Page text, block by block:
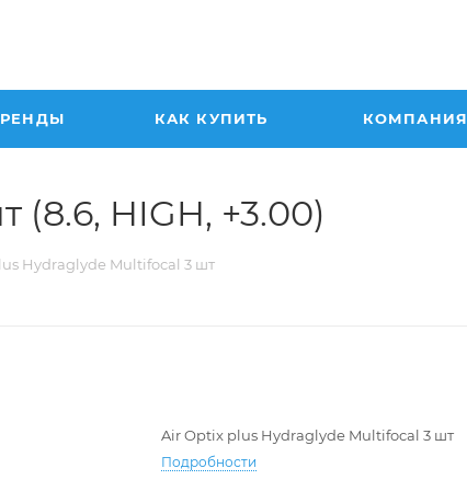
КАК КУПИТЬ КОМПАНИЯ
HIGH, +3.00)
Hydraglyde Multifocal 3 шт
Air Optix plus Hydraglyde Multifocal 3 шт
Подробности